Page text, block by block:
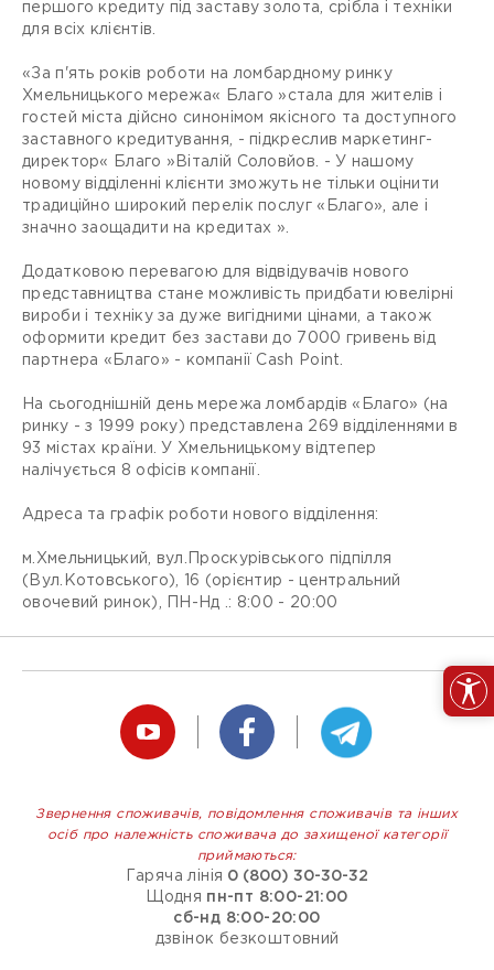
першого кредиту під заставу золота, срібла і техніки
для всіх клієнтів.
«За п'ять років роботи на ломбардному ринку
Хмельницького мережа« Благо »стала для жителів і
гостей міста дійсно синонімом якісного та доступного
заставного кредитування, - підкреслив маркетинг-
директор« Благо »Віталій Соловйов. - У нашому
новому відділенні клієнти зможуть не тільки оцінити
традиційно широкий перелік послуг «Благо», але і
значно заощадити на кредитах ».
Додатковою перевагою для відвідувачів нового
представництва стане можливість придбати ювелірні
вироби і техніку за дуже вигідними цінами, а також
оформити кредит без застави до 7000 гривень від
партнера «Благо» - компанії Cash Point.
На сьогоднішній день мережа ломбардів «Благо» (на
ринку - з 1999 року) представлена ​​269 відділеннями в
93 містах країни. У Хмельницькому відтепер
налічується 8 офісів компанії.
Адреса та графік роботи нового відділення:
м.Хмельницький, вул.Проскурівського підпілля
(Вул.Котовського), 16 (орієнтир - центральний
овочевий ринок), ПН-Нд .: 8:00 - 20:00
Звернення споживачів, повідомлення споживачів та інших
осіб про належність споживача до захищеної категорії
приймаються:
Гаряча лінія 0 (800) 30-30-32
Щодня пн-пт 8:00-21:00
сб-нд 8:00-20:00
дзвінок безкоштовний